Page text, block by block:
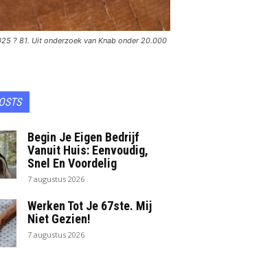
? 81. Uit onderzoek van Knab onder 20.000
Begin Je Eigen Bedrijf
Vanuit Huis: Eenvoudig,
Snel En Voordelig
7 augustus 2026
Werken Tot Je 67ste. Mij
Niet Gezien!
7 augustus 2026